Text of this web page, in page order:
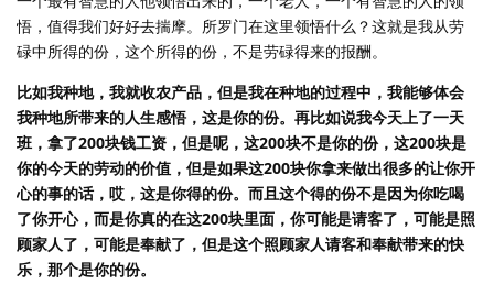
悟，值得我们好好去揣摩。所罗门在这里领悟什么？这就是我从劳
碌中所得的份，这个所得的份，不是劳碌得来的报酬。
比如我种地，我就收农产品，但是我在种地的过程中，我能够体会
我种地所带来的人生感悟，这是你的份。再比如说我今天上了一天
班，拿了200块钱工资，但是呢，这200块不是你的份，这200块是
你的今天的劳动的价值，但是如果这200块你拿来做出很多的让你开
心的事的话，哎，这是你得的份。而且这个得的份不是因为你吃喝
了你开心，而是你真的在这200块里面，你可能是请客了，可能是照
顾家人了，可能是奉献了，但是这个照顾家人请客和奉献带来的快
乐，那个是你的份。